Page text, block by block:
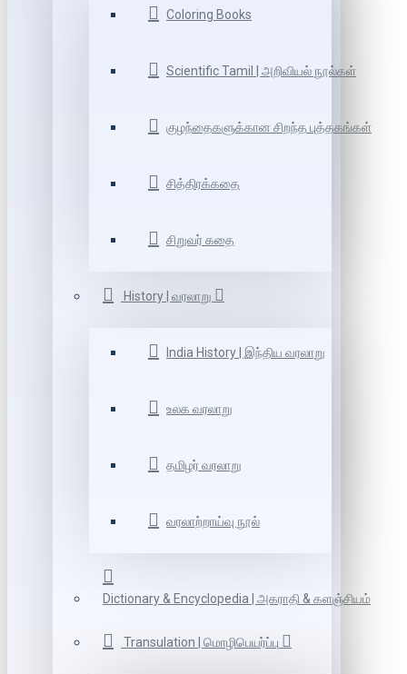
Coloring Books
Scientific Tamil | அறிவியல் நூல்கள்
குழந்தைகளுக்கான சிறந்த புத்தகங்கள்
சித்திரக்கதை
சிறுவர் கதை
History | வரலாறு
India History | இந்திய வரலாறு
உலக வரலாறு
தமிழர் வரலாறு
வரலாற்றாய்வு நூல்
Dictionary & Encyclopedia | அகராதி & களஞ்சியம்
Transulation | மொழிபெயர்ப்பு